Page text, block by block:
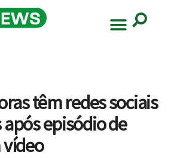
têm redes sociais
episódio de